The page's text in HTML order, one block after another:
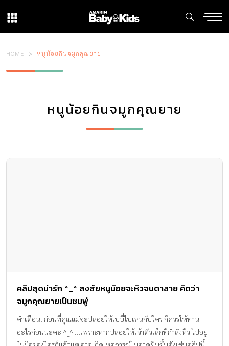
HOME หนูน้อยกินจมูกคุณยาย
หนูน้อยกินจมูกคุณยาย
คลิปสุดน่ารัก ^_^ สงสัยหนูน้อยจะหิวจนตาลาย คิดว่า
จมูกคุณยายเป็นชมพู่
คำเตือน! ก่อนที่คุณแม่จะปล่อยให้เบบี๋ไปเล่นกับใคร ก็ควรให้ทาน
อะไรก่อนนะคะ ^_^ …เพราะหากปล่อยให้เจ้าตัวเล็กที่กำลังหิว ไปอยู่